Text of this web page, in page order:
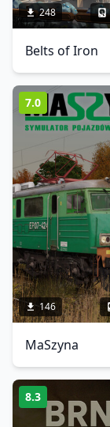
248
Belts of Iron
7.0
146
MaSzyna
8.3